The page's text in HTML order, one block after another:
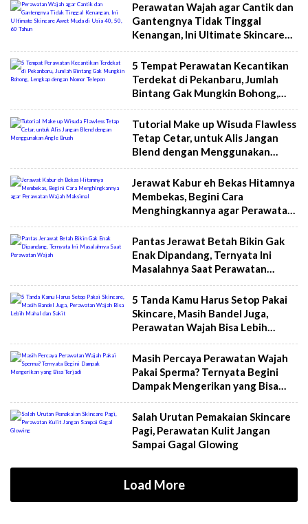
Perawatan Wajah agar Cantik dan
Gantengnya Tidak Tinggal
Kenangan, Ini Ultimate Skincare
Awet Muda di Usia 40, 50, 60
Tahun
5 Tempat Perawatan Kecantikan
Terdekat di Pekanbaru, Jumlah
Bintang Gak Mungkin Bohong,
Lengkap dengan Nomor Telepon
Tutorial Make up Wisuda Flawless
Tetap Cetar, untuk Alis Jangan
Blend dengan Menggunakan
Angle Brush
Jerawat Kabur eh Bekas Hitamnya
Membekas, Begini Cara
Menghingkannya agar Perawatan
Wajah Maksimal
Pantas Jerawat Betah Bikin Gak
Enak Dipandang, Ternyata Ini
Masalahnya Saat Perawatan
Wajah
5 Tanda Kamu Harus Setop Pakai
Skincare, Masih Bandel Juga,
Perawatan Wajah Bisa Lebih
Mahal dan Sakit
Masih Percaya Perawatan Wajah
Pakai Sperma? Ternyata Begini
Dampak Mengerikan yang Bisa
Terjadi
Salah Urutan Pemakaian Skincare
Pagi, Perawatan Kulit Jangan
Sampai Gagal Glowing
Load More